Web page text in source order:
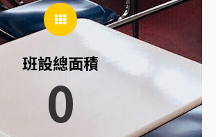
班設總面積
0